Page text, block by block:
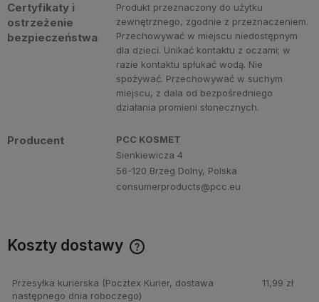
Certyfikaty i
ostrzeżenie
bezpieczeństwa
Produkt przeznaczony do użytku
zewnętrznego, zgodnie z przeznaczeniem.
Przechowywać w miejscu niedostępnym
dla dzieci. Unikać kontaktu z oczami; w
razie kontaktu spłukać wodą. Nie
spożywać. Przechowywać w suchym
miejscu, z dala od bezpośredniego
działania promieni słonecznych.
Producent
PCC KOSMET
Sienkiewicza 4
56-120 Brzeg Dolny, Polska
consumerproducts@pcc.eu
Koszty dostawy
Przesyłka kurierska (Pocztex Kurier, dostawa
następnego dnia roboczego)
11,99 zł